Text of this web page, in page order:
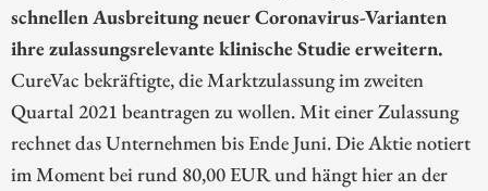
schnellen Ausbreitung neuer Coronavirus-Varianten
ihre zulassungsrelevante klinische Studie erweitern.
CureVac bekräftigte, die Marktzulassung im zweiten
Quartal 2021 beantragen zu wollen. Mit einer Zulassung
rechnet das Unternehmen bis Ende Juni. Die Aktie notiert
im Moment bei rund 80,00 EUR und hängt hier an der